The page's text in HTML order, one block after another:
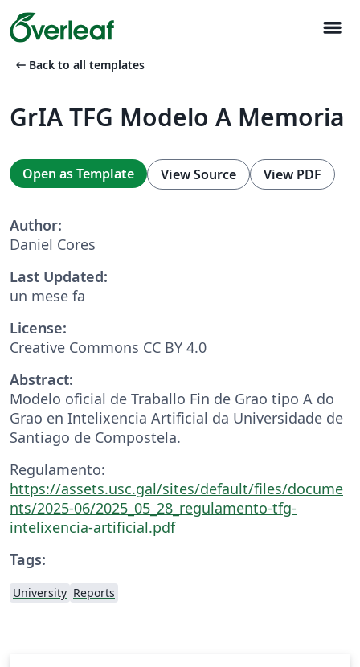
menu
arrow_left_alt Back to all templates
GrIA TFG Modelo A Memoria
Open as Template View Source View PDF
Author:
Daniel Cores
Last Updated:
un mese fa
License:
Creative Commons CC BY 4.0
Abstract:
Modelo oficial de Traballo Fin de Grao tipo A do
Grao en Intelixencia Artificial da Universidade de
Santiago de Compostela.
Regulamento:
https://assets.usc.gal/sites/default/files/docume
nts/2025-06/2025_05_28_regulamento-tfg-
intelixencia-artificial.pdf
Tags:
University Reports